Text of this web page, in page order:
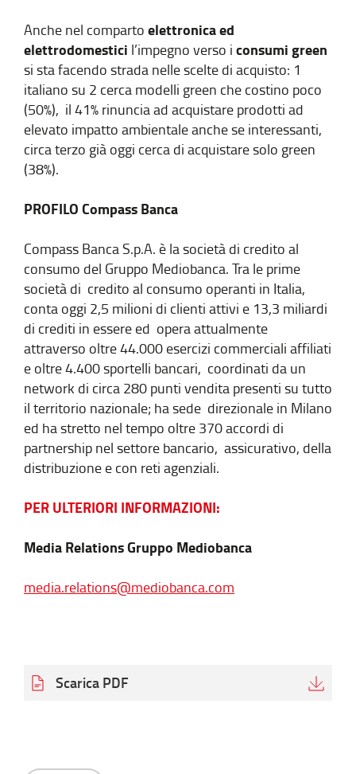
Anche nel comparto elettronica ed
elettrodomestici l’impegno verso i consumi green
si sta facendo strada nelle scelte di acquisto: 1
italiano su 2 cerca modelli green che costino poco
(50%), il 41% rinuncia ad acquistare prodotti ad
elevato impatto ambientale anche se interessanti,
circa terzo già oggi cerca di acquistare solo green
(38%).
PROFILO Compass Banca
Compass Banca S.p.A. è la società di credito al
consumo del Gruppo Mediobanca. Tra le prime
società di credito al consumo operanti in Italia,
conta oggi 2,5 milioni di clienti attivi e 13,3 miliardi
di crediti in essere ed opera attualmente
attraverso oltre 44.000 esercizi commerciali affiliati
e oltre 4.400 sportelli bancari, coordinati da un
network di circa 280 punti vendita presenti su tutto
il territorio nazionale; ha sede direzionale in Milano
ed ha stretto nel tempo oltre 370 accordi di
partnership nel settore bancario, assicurativo, della
distribuzione e con reti agenziali.
PER ULTERIORI INFORMAZIONI:
Media Relations Gruppo Mediobanca
media.relations@mediobanca.com
Scarica PDF